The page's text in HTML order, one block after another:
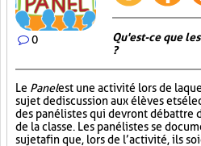
0
Qu'est-ce que
?
Le Panelest une activité lors de
sujet de discussion aux élèves et
des panélistes qui devront débattre
de la classe. Les panélistes se
sujet afin que, lors de l’activité, ils